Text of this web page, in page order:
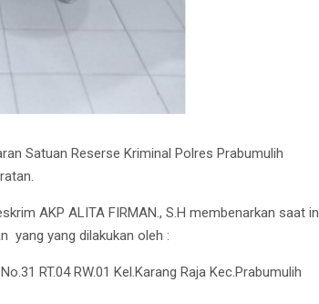
Satuan Reserse Kriminal Polres Prabumulih
AKP ALITA FIRMAN., S.H membenarkan saat
yang yang dilakukan oleh :
RT.04 RW.01 Kel.Karang Raja Kec.Prabumulih